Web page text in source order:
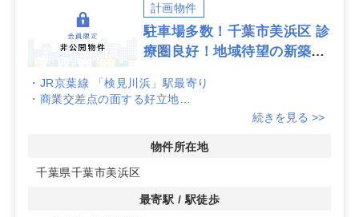
計画物件
駐車場多数！千葉市美浜区 診
療圏良好！地域待望の新築医
・JR京葉線 「検見川浜」駅最寄り
・商業交差点の面する好立地
・1階はスーパーが手がける飲食フロア
・小児科、精神科、脳神経外科、皮膚科、泌尿器科、耳鼻
咽喉科 診療圏良好！
続きを見る >>
物件所在地
千葉県千葉市美浜区
最寄駅 / 駅徒歩